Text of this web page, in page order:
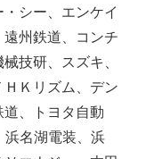
シー、エンケイ
州鉄道、コンチ
技研、スズキ、
Ｋリズム、デン
、トヨタ自動
浜名湖電装、浜